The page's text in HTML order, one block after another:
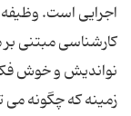
اجرایی است.
کارشناسی مبتنی
نواندیش و خوش فکر
زمینه که چگونه می